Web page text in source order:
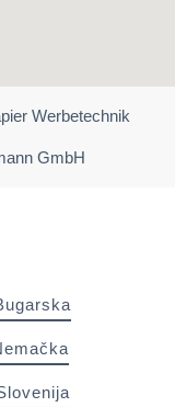
Werbetechnik
GmbH